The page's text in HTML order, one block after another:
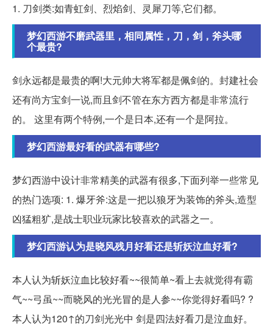
1. 刀剑类:如青虹剑、烈焰剑、灵犀刀等,它们都。
梦幻西游不磨武器里，相同属性，刀，剑，斧头哪
个最贵?
剑永远都是最贵的啊!大元帅大将军都是佩剑的。封建社会
还有尚方宝剑一说,而且剑不管在东方西方都是非常流行
的。 这里有两个特例,一个是日本,还有一个是阿拉。
梦幻西游最好看的武器有哪些?
梦幻西游中设计非常精美的武器有很多,下面列举一些常见
的热门选项: 1. 爆牙斧:这是一把以狼牙为装饰的斧头,造型
凶猛粗犷,是战士职业玩家比较喜欢的武器之一。
梦幻西游认为是晓风残月好看还是斩妖泣血好看?
本人认为斩妖泣血比较好看~~很简单~看上去就觉得有霸
气~~弓虽~~而晓风的光光冒的是人参~~你觉得好看吗? ?
本人认为120↑的刀剑光光中 剑是四法好看刀是泣血好。